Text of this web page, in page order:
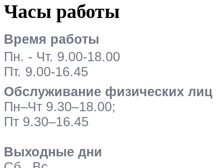
Часы работы
Время работы
Пн. - Чт. 9.00-18.00
Пт. 9.00-16.45
Обслуживание физических лиц
Пн–Чт 9.30–18.00;
Пт 9.30–16.45
Выходные дни